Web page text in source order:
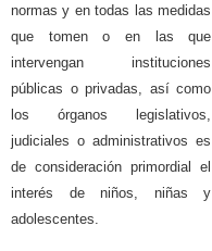
normas y en todas las medidas
que tomen o en las que
intervengan instituciones
públicas o privadas, así como
los órganos legislativos,
judiciales o administrativos es
de consideración primordial el
interés de niños, niñas y
adolescentes.